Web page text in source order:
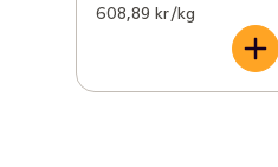
608,89 kr /kg